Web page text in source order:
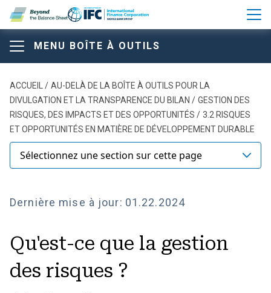
Aller au contenu principal
MENU BOÎTE À OUTILS
Boîte à outils "Au-delà du
Beyond the Balance Sheet
Boîte à outils "Au-delà du
bilan
À PROPOS DE LA BOÎTE À OUTILS
Comparaison des principaux cadres et normes de
Modèle de structure du rapport annuel
Orientations en matière de rapports
Fil d'Ariane
ACCUEIL
AU-DELÀ DE LA BOÎTE À OUTILS POUR LA
DIVULGATION ET LA TRANSPARENCE DU BILAN
GESTION DES
RISQUES, DES IMPACTS ET DES OPPORTUNITÉS
3.2 RISQUES
ET OPPORTUNITÉS EN MATIÈRE DE DÉVELOPPEMENT DURABLE
Sélectionnez une section sur cette page
Dernière mise à jour: 01.22.2024
Qu'est-ce que la gestion
des risques ?